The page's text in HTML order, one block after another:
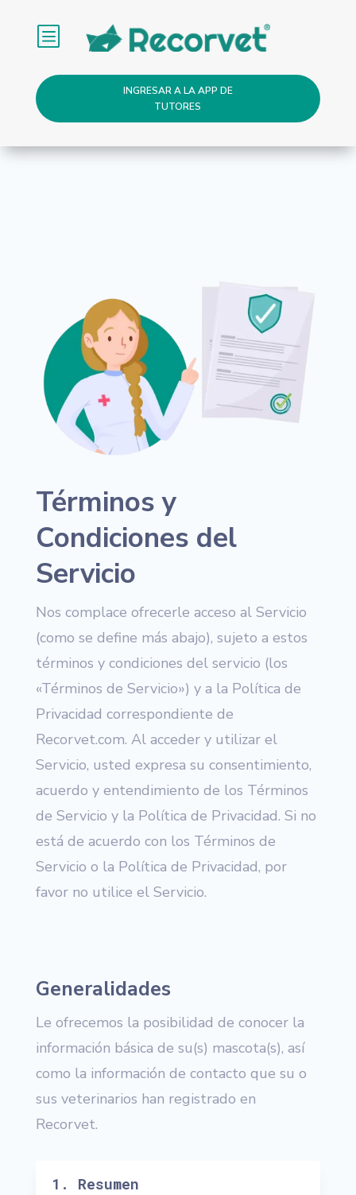
b
INGRESAR A LA APP DE
TUTORES
Términos y
Condiciones del
Servicio
Nos complace ofrecerle acceso al Servicio
(como se define más abajo), sujeto a estos
términos y condiciones del servicio (los
«Términos de Servicio») y a la Política de
Privacidad correspondiente de
Recorvet.com. Al acceder y utilizar el
Servicio, usted expresa su consentimiento,
acuerdo y entendimiento de los Términos
de Servicio y la Política de Privacidad. Si no
está de acuerdo con los Términos de
Servicio o la Política de Privacidad, por
favor no utilice el Servicio.
Generalidades
Le ofrecemos la posibilidad de conocer la
información básica de su(s) mascota(s), así
como la información de contacto que su o
sus veterinarios han registrado en
Recorvet.
1. Resumen